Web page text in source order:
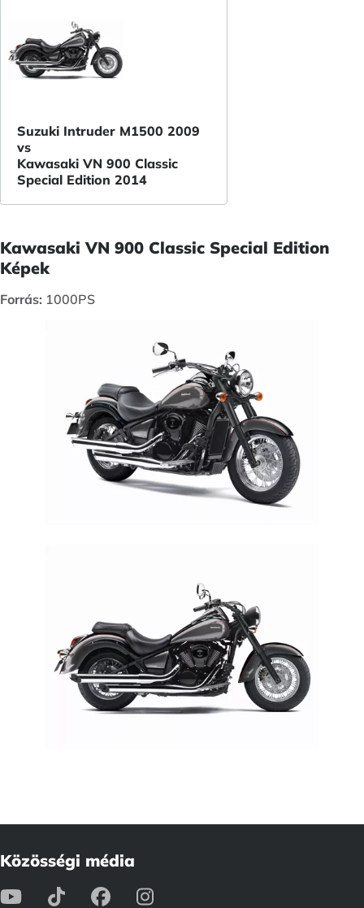
Suzuki Intruder M1500 2009
vs
Kawasaki VN 900 Classic
Special Edition 2014
Kawasaki VN 900 Classic Special Edition
Képek
Forrás: 1000PS
Közösségi média